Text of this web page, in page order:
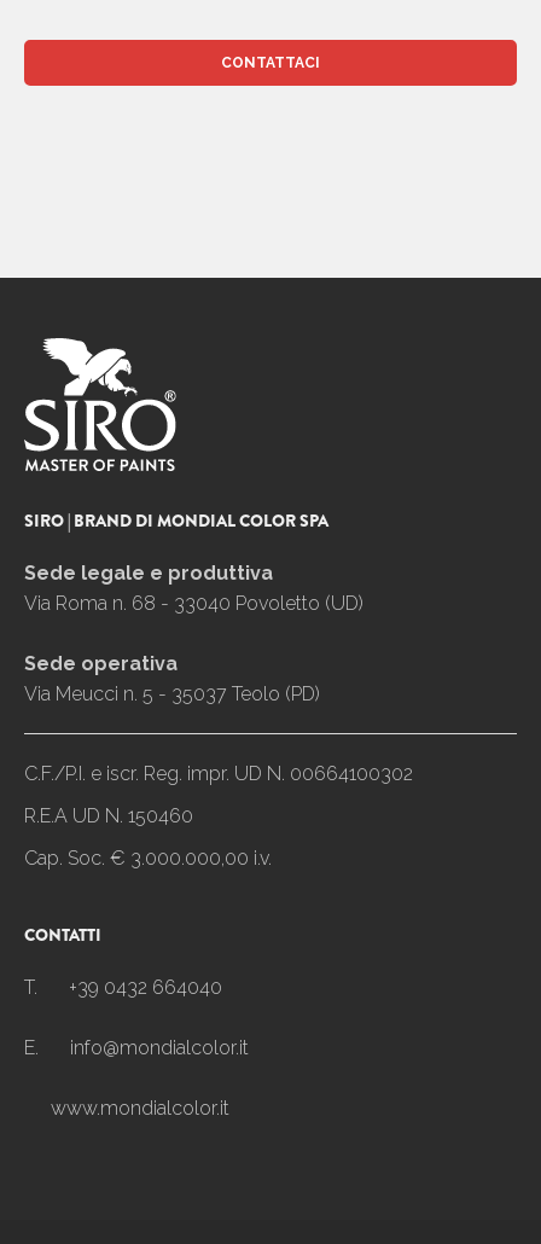
SIRO | BRAND DI MONDIAL COLOR SPA
Sede legale e produttiva
Via Roma n. 68 - 33040 Povoletto (UD)
Sede operativa
Via Meucci n. 5 - 35037 Teolo (PD)
C.F./P.I. e iscr. Reg. impr. UD N. 00664100302
R.E.A UD N. 150460
Cap. Soc. € 3.000.000,00 i.v.
CONTATTI
T. +39 0432 664040
E. info@mondialcolor.it
www.mondialcolor.it